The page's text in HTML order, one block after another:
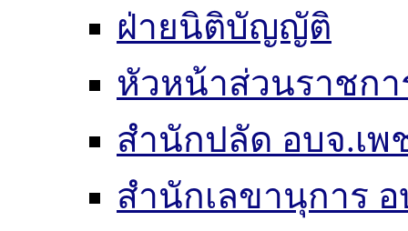
ฝ่ายนิติบัญญัติ
หัวหน้าส่วนราชกา
สำนักปลัด อบจ.เ
สำนักเลขานุการ อ